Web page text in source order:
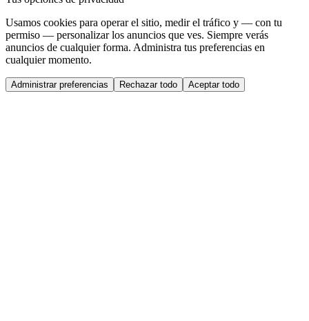
Usamos cookies para operar el sitio, medir el tráfico y — con tu
permiso — personalizar los anuncios que ves. Siempre verás
anuncios de cualquier forma. Administra tus preferencias en
cualquier momento.
Administrar preferencias Rechazar todo Aceptar todo